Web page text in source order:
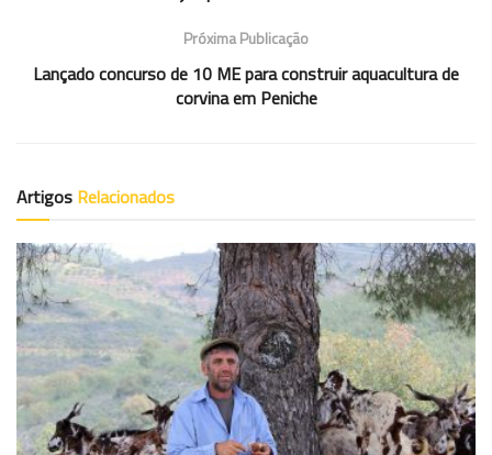
Próxima Publicação
Lançado concurso de 10 ME para construir aquacultura de
corvina em Peniche
Artigos Relacionados